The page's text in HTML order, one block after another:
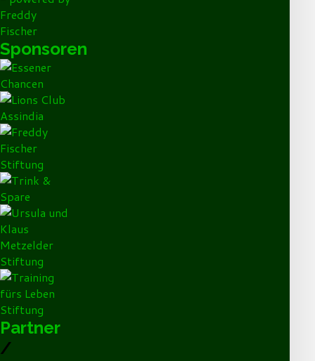
Sponsoren
Partner
/